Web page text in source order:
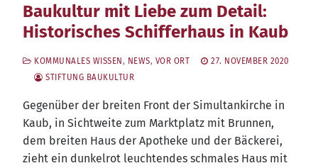
Baukultur mit Liebe zum Detail:
Historisches Schifferhaus in Kaub
KOMMUNALES WISSEN, NEWS, VOR ORT
27. NOVEMBER 2020
STIFTUNG BAUKULTUR
Gegen­über der brei­ten Front der Simul­tan­kir­che in
Kaub, in Sicht­wei­te zum Markt­platz mit Brun­nen,
dem brei­ten Haus der Apo­the­ke und der Bäcke­rei,
zieht ein dun­kel­rot leuch­ten­des schma­les Haus mit